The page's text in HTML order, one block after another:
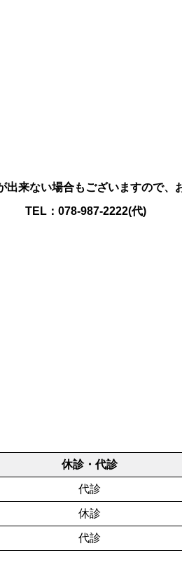
来ない場合もございますので、
TEL：078-987-2222(代)
休診・代診
代診
休診
代診